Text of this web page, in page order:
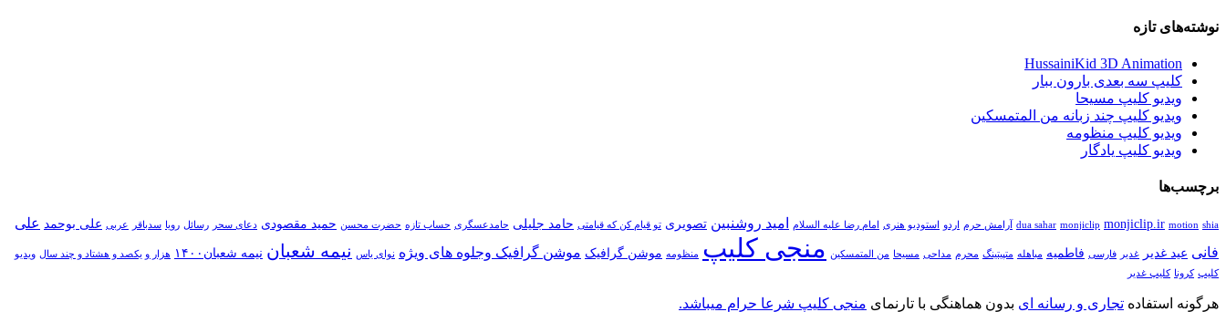
نوشته‌های تازه
HussainiKid 3D Animation
کلیپ سه بعدی بارون ببار
ویدیو کلیپ مسیحا
ویدیو کلیپ چند زبانه من المتمسکین
ویدیو کلیپ منظومه
ویدیو کلیپ یادگار
برچسب‌ها
dua sahar monjiclip monjiclip.ir motion shia آرامش حرم اردو استودیو هنری امام رضا علیه السلام امید روشنبین تصویری تو قیام کن که قیامتی حامد جلیلی حامدعسگری حساب تازه حضرت محسن حمید مقصودی دعای سحر رسائل رویا سدباقر عربی علی بوحمد علی
فانی عید غدیر غدیر فارسی فاطمیه مباهله متپیتینگ محرم مداحی مسیحا من المتمسکین منجی کلیپ منظومه موشن گرافیک موشن گرافیک وجلوه های ویژه نوای یاس نیمه شعبان نیمه شعبان۱۴۰۰ هزار و یکصد و هشتاد و چند سال ویدیو
کلیپ کرونا کلیپ غدیر
هرگونه استفاده تجاری و رسانه ای بدون هماهنگی با تارنمای منجی کلیپ شرعا حرام میباشد.